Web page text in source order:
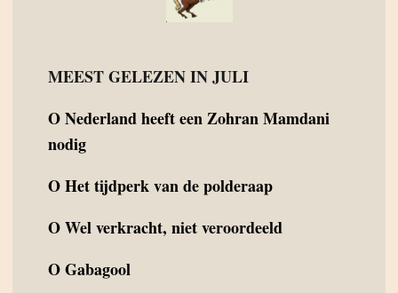
MEEST GELEZEN IN JULI
ONederland heeft een Zohran Mamdani
nodig
OHet tijdperk van de polderaap
OWel verkracht, niet veroordeeld
OGabagool